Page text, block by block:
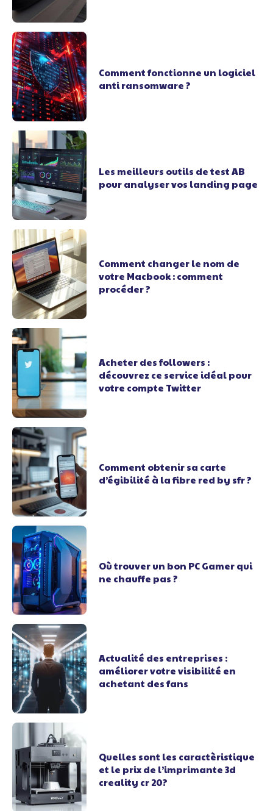
Comment fonctionne un logiciel
anti ransomware ?
Les meilleurs outils de test AB
pour analyser vos landing page
Comment changer le nom de
votre Macbook : comment
procéder ?
Acheter des followers :
découvrez ce service idéal pour
votre compte Twitter
Comment obtenir sa carte
d’égibilité à la fibre red by sfr ?
Où trouver un bon PC Gamer qui
ne chauffe pas ?
Actualité des entreprises :
améliorer votre visibilité en
achetant des fans
Quelles sont les caractèristique
et le prix de l’imprimante 3d
creality cr 20?